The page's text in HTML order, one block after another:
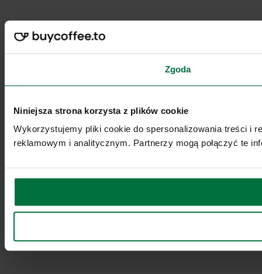
Zgoda
Niniejsza strona korzysta z plików cookie
Wykorzystujemy pliki cookie do spersonalizowania treści i
reklamowym i analitycznym. Partnerzy mogą połączyć te